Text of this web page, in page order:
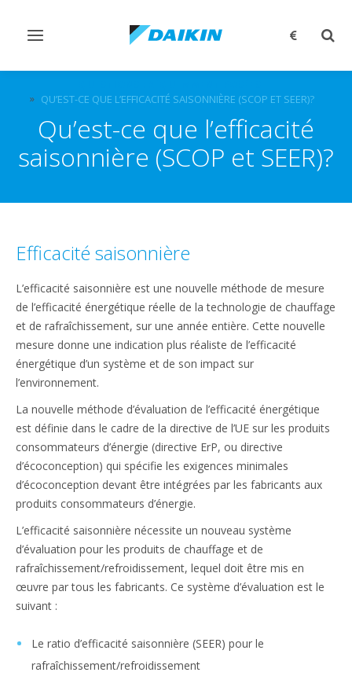
Afficher/masquer
QU’EST-CE QUE L’EFFICACITÉ SAISONNIÈRE (SCOP ET SEER)?
Qu’est-ce que l’efficacité
saisonnière (SCOP et SEER)?
Efficacité saisonnière
L’efficacité saisonnière est une nouvelle méthode de mesure
de l’efficacité énergétique réelle de la technologie de chauffage
et de rafraîchissement, sur une année entière. Cette nouvelle
mesure donne une indication plus réaliste de l’efficacité
énergétique d’un système et de son impact sur
l’environnement.
La nouvelle méthode d’évaluation de l’efficacité énergétique
est définie dans le cadre de la directive de l’UE sur les produits
consommateurs d’énergie (directive ErP, ou directive
d’écoconception) qui spécifie les exigences minimales
d’écoconception devant être intégrées par les fabricants aux
produits consommateurs d’énergie.
L’efficacité saisonnière nécessite un nouveau système
d’évaluation pour les produits de chauffage et de
rafraîchissement/refroidissement, lequel doit être mis en
œuvre par tous les fabricants. Ce système d’évaluation est le
suivant :
Le ratio d’efficacité saisonnière (SEER) pour le
rafraîchissement/refroidissement